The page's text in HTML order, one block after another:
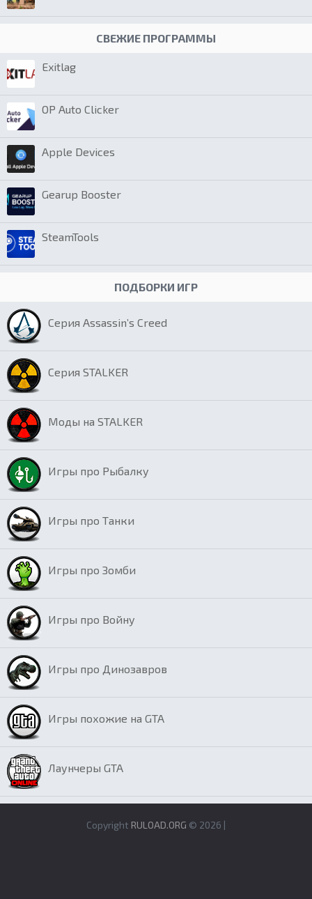
СВЕЖИЕ ПРОГРАММЫ
Exitlag
OP Auto Clicker
Apple Devices
Gearup Booster
SteamTools
ПОДБОРКИ ИГР
Серия Assassin’s Creed
Серия STALKER
Моды на STALKER
Игры про Рыбалку
Игры про Танки
Игры про Зомби
Игры про Войну
Игры про Динозавров
Игры похожие на GTA
Лаунчеры GTA
Copyright RULOAD.ORG © 2026 |